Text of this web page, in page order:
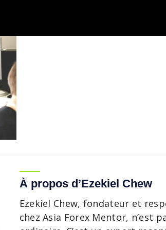
À propos d’Ezekiel Chew
Ezekiel Chew, fondateur et
chez Asia Forex Mentor, n’est